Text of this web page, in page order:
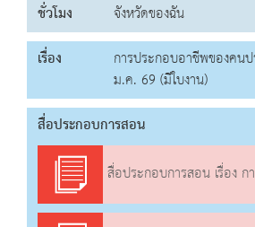
ชั่วโมง
จังหวัดของฉัน
เรื่อง
การประกอบอาชีพของคน
ม.ค. 69 (มีใบงาน)
สื่อประกอบการสอน
สื่อประกอบการสอน เรื่อง การประกอ